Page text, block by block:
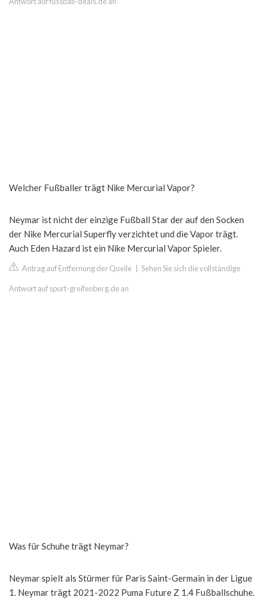
Welcher Fußballer trägt Nike Mercurial Vapor?
Neymar ist nicht der einzige Fußball Star der auf den Socken
der Nike Mercurial Superfly verzichtet und die Vapor trägt.
Auch Eden Hazard ist ein Nike Mercurial Vapor Spieler.
Antrag auf Entfernung der Quelle Sehen Sie sich die vollständige
Antwort auf sport-greifenberg.de an
Was für Schuhe trägt Neymar?
Neymar spielt als Stürmer für Paris Saint-Germain in der Ligue
1. Neymar trägt 2021-2022 Puma Future Z 1.4 Fußballschuhe.